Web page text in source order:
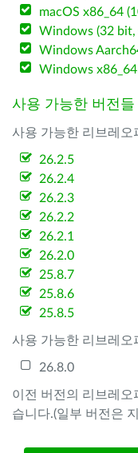
macOS x86_64
Windows (32 bit,
Windows
Windows
사용 가능한 버전들
사용 가능한 리브레오
26.2.5
26.2.4
26.2.3
26.2.2
26.2.1
26.2.0
25.8.7
25.8.6
25.8.5
사용 가능한 리브레오
26.8.0
이전 버전의 리브레오
습니다.(일부 버전은